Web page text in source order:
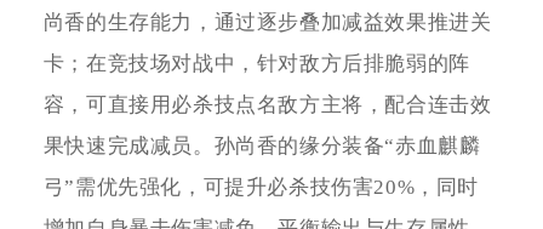
尚香的生存能力，通过逐步叠加减益效果推进关
卡；在竞技场对战中，针对敌方后排脆弱的阵
容，可直接用必杀技点名敌方主将，配合连击效
果快速完成减员。孙尚香的缘分装备“赤血麒麟
弓”需优先强化，可提升必杀技伤害20%，同时